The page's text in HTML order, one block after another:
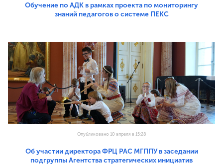
Обучение по АДК в рамках проекта по мониторингу
знаний педагогов о системе ПЕКС
Опубликовано 10 апреля в 15:28
Об участии директора ФРЦ РАС МГППУ в заседании
подгруппы Агентства стратегических инициатив